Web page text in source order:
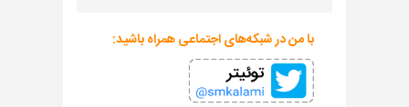
با من در شبکه‌های اجتماعی همراه باشید: